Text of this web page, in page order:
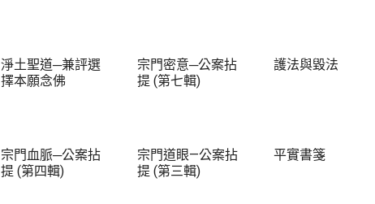
淨土聖道─兼評選
擇本願念佛
宗門密意─公案拈
提 (第七輯)
護法與毀法
宗門血脈─公案拈
提 (第四輯)
宗門道眼—公案拈
提 (第三輯)
平實書箋